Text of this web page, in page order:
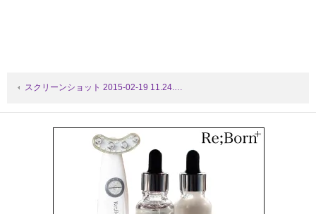
スクリーンショット 2015-02-19 11.24.…